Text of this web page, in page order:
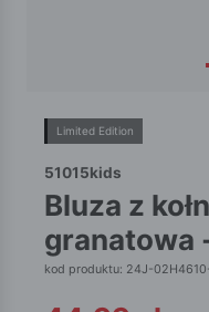
Limited Edition
51015kids
bluza z kołnierzykiem -
granatowa
kod produktu: 24J-